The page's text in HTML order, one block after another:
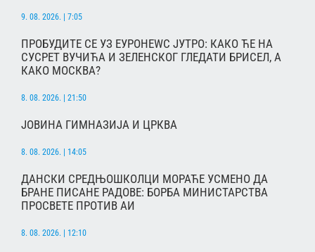
9. 08. 2026. | 7:05
ПРОБУДИТЕ СЕ УЗ ЕУРОНЕWС ЈУТРО: КАКО ЋЕ НА
СУСРЕТ ВУЧИЋА И ЗЕЛЕНСКОГ ГЛЕДАТИ БРИСЕЛ, А
КАКО МОСКВА?
8. 08. 2026. | 21:50
ЈОВИНА ГИМНАЗИЈА И ЦРКВА
8. 08. 2026. | 14:05
ДАНСКИ СРЕДЊОШКОЛЦИ МОРАЋЕ УСМЕНО ДА
БРАНЕ ПИСАНЕ РАДОВЕ: БОРБА МИНИСТАРСТВА
ПРОСВЕТЕ ПРОТИВ АИ
8. 08. 2026. | 12:10